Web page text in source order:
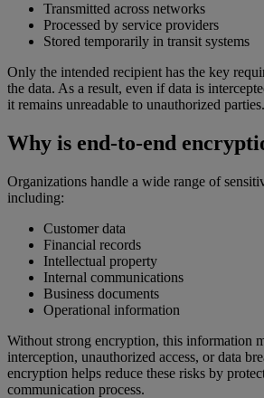
Transmitted across networks
Processed by service providers
Stored temporarily in transit systems
Only the intended recipient has the key
the data. As a result, even if data is
it remains unreadable to unauthorized parties.
Why is end-to-end
Organizations handle a wide range of
including:
Customer data
Financial records
Intellectual property
Internal communications
Business documents
Operational information
Without strong encryption, this information
interception, unauthorized access, or data
encryption helps reduce these risks by
communication process.